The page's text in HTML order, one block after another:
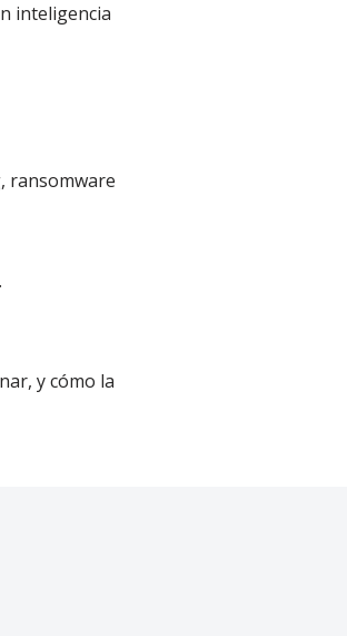
inteligencia
ransomware
y cómo la